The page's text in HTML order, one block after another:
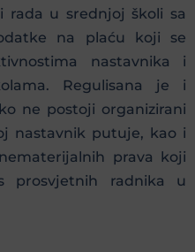
rada u srednjoj školi sa
na plaću koji se
nastavnika i
Regulisana je i
ne postoji organizirani
nastavnik putuje, kao i
prava koji
prosvjetnih radnika u